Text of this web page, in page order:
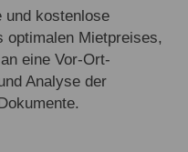
und kostenlose
optimalen Mietpreises,
eine Vor-Ort-
Analyse der